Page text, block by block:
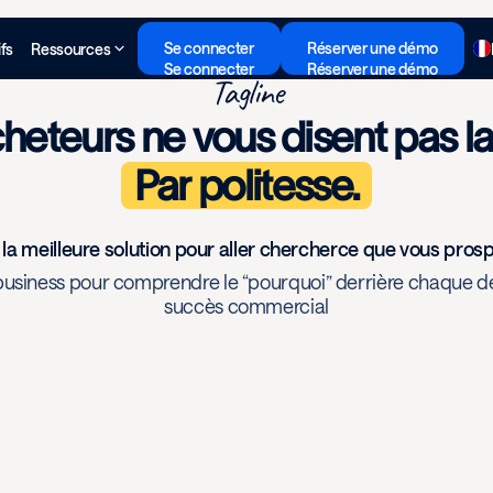
Ressources
Se connecter
Se connecter
Réserver une démo
Réserver une démo
Tagline
ne vous disent pas
Par politesse.
meilleure solution pour aller chercherce que vous
pour comprendre le “pourquoi” derrière chaque
succès commercial